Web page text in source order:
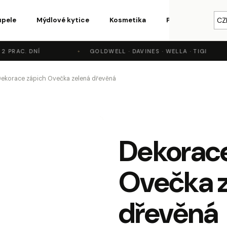
Mýdlové kytice Kosmetika Parfémy a vůně
PRAC. DNÍ GOLDWELL · DAVINES · WELLA · TIGI
zápich Ovečka zelená dřevěná
Ovečka
dřevěná
potřebujete najít?